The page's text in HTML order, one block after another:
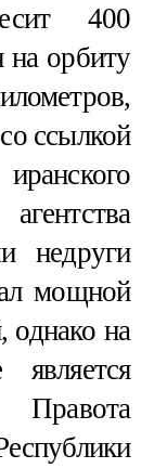
400
на орбиту
ссылкой
недруги
мощной
однако на